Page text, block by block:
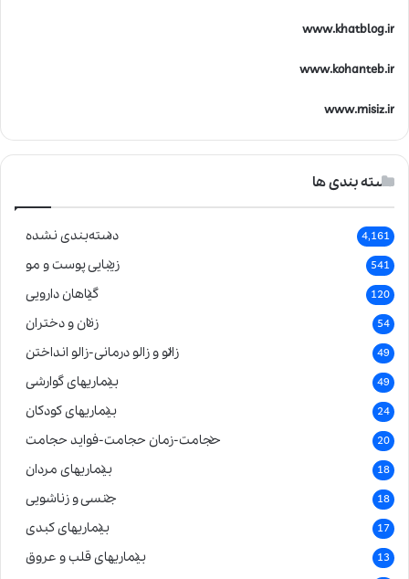
www.khatblog.ir
www.kohanteb.ir
www.misiz.ir
دسته بندی ها
دسته‌بندی نشده 4,161
زیبایی پوست و مو 541
گیاهان دارویی 120
زنان و دختران 54
زالو و زالو درمانی-زالو انداختن 49
بیماریهای گوارشی 49
بیماریهای کودکان 24
حجامت-زمان حجامت-فواید حجامت 20
بیماریهای مردان 18
جنسی و زناشویی 18
بیماریهای کبدی 17
بیماریهای قلب و عروق 13